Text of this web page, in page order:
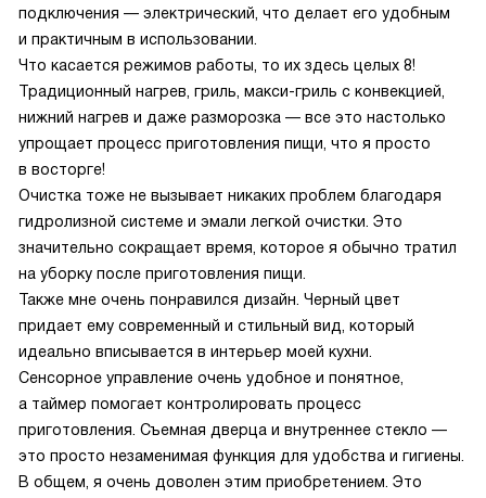
подключения — электрический, что делает его удобным
и практичным в использовании.
Что касается режимов работы, то их здесь целых 8!
Традиционный нагрев, гриль, макси-гриль с конвекцией,
нижний нагрев и даже разморозка — все это настолько
упрощает процесс приготовления пищи, что я просто
в восторге!
Очистка тоже не вызывает никаких проблем благодаря
гидролизной системе и эмали легкой очистки. Это
значительно сокращает время, которое я обычно тратил
на уборку после приготовления пищи.
Также мне очень понравился дизайн. Черный цвет
придает ему современный и стильный вид, который
идеально вписывается в интерьер моей кухни.
Сенсорное управление очень удобное и понятное,
а таймер помогает контролировать процесс
приготовления. Съемная дверца и внутреннее стекло —
это просто незаменимая функция для удобства и гигиены.
В общем, я очень доволен этим приобретением. Это